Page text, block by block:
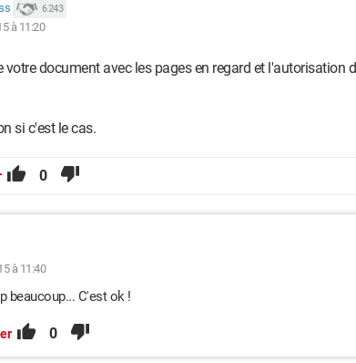
6 243
à 11:20
votre document avec les pages en regard et l'autorisation
si c'est le cas.
0
à 11:40
beaucoup... C'est ok !
0